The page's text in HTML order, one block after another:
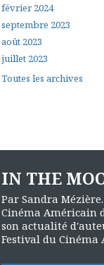
février 2024
septembre 2023
août 2023
juillet 2023
Toutes les archives
IN THE
Par Sandra
Cinéma Américain
son actualité
Festival du Cinéma